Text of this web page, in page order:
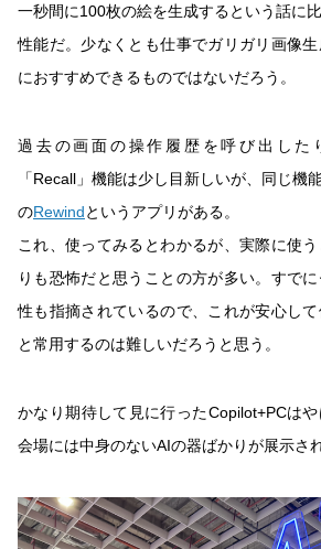
一秒間に100枚の絵を生成するという話に
性能だ。少なくとも仕事でガリガリ画像
におすすめできるものではないだろう。
過去の画面の操作履歴を呼び出した
「Recall」機能は少し目新しいが、同じ機
のRewindというアプリがある。
これ、使ってみるとわかるが、実際に使
りも恐怖だと思うことの方が多い。すで
性も指摘されているので、これが安心し
と常用するのは難しいだろうと思う。
かなり期待して見に行ったCopilot+PCはや
会場には中身のないAIの器ばかりが展示さ